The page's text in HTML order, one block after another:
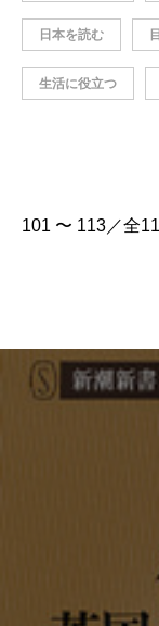
日本を読む
生活に役立つ
101 〜 113／全